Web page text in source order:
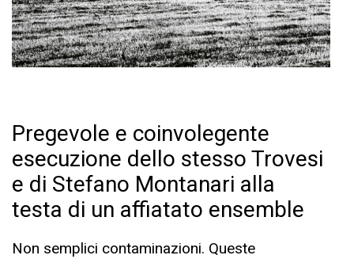
Pregevole e coinvolegente
esecuzione dello stesso Trovesi
e di Stefano Montanari alla
testa di un affiatato ensemble
Non semplici contaminazioni. Queste